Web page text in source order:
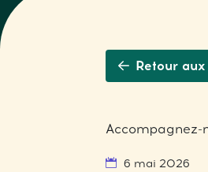
Retour
Accompagnez-
6 mai 2026